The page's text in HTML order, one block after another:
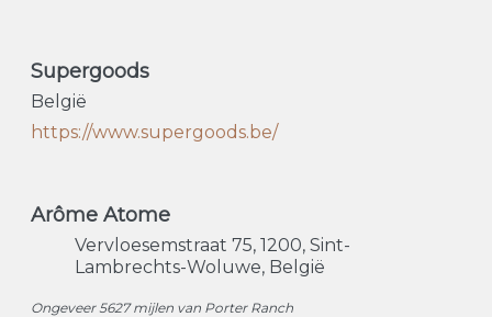
Supergoods
België
https://www.supergoods.be/
Arôme Atome
Vervloesemstraat 75 1200 Sint-
Lambrechts-Woluwe België
Ongeveer 5627 mijlen van Porter Ranch